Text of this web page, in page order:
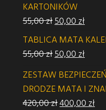
KARTONIKÓW
55,00złPierwotna
50,00 zł
TABLICA MATA
55,00złPierwotna
50,00 zł
ZESTAW
DRODZE MATA I
420,00złPierwotna
400,00 zł